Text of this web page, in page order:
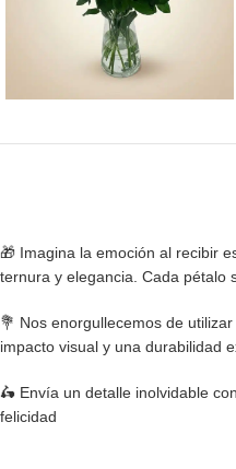
🎁 Imagina la emoción al recibir
ternura y elegancia. Cada pétalo
💐 Nos enorgullecemos de
impacto visual y una durabilidad
🛵 Envía un detalle inolvidable
felicidad